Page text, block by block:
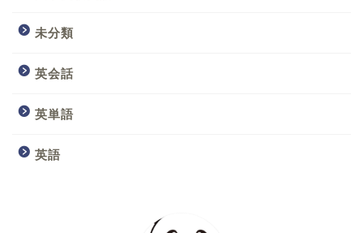
未分類
英会話
英単語
英語